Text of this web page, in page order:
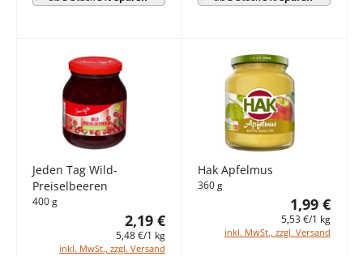
Jeden Tag Wild-
Preiselbeeren
400 g
2,19 €
5,48 €/1 kg
inkl. MwSt., zzgl. Versand
Hak Apfelmus
360 g
1,99 €
5,53 €/1 kg
inkl. MwSt., zzgl. Versand